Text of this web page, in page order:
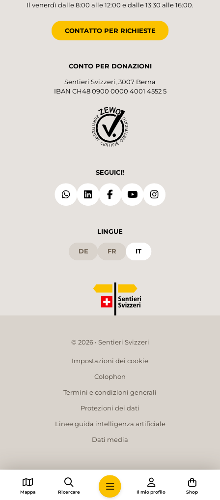
Il venerdì dalle 8:00 alle 12:00 e dalle 13:30 alle 16:00.
CONTATTO PER RICHIESTE
CONTO PER DONAZIONI
Sentieri Svizzeri, 3007 Berna
IBAN CH48 0900 0000 4001 4552 5
SEGUICI!
LINGUE
DE FR IT
© 2026 • Sentieri Svizzeri
Impostazioni dei cookie
Colophon
Termini e condizioni generali
Protezioni dei dati
Linee guida intelligenza artificiale
Dati media
Mappa Ricercare Il mio profilo Shop